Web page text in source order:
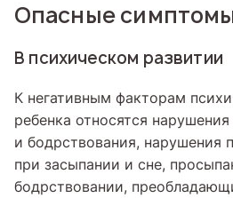
Опасные
В психическом развитии
К негативным факторам
ребенка относятся
и бодрствования, нарушения
при засыпании и сне,
бодрствовании,